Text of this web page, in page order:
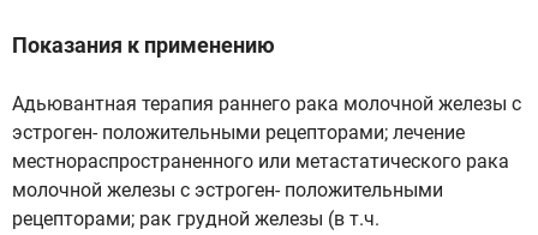
Показания к применению
Адьювантная терапия раннего рака молочной железы с
эстроген- положительными рецепторами; лечение
местнораспространенного или метастатического рака
молочной железы с эстроген- положительными
рецепторами; рак грудной железы (в т.ч.